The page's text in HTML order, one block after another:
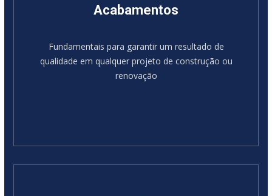
Acabamentos
Fundamentais para garantir um resultado de
qualidade em qualquer projeto de construção ou
renovação